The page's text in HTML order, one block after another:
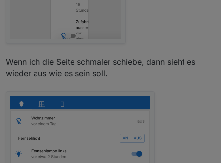
Wenn ich die Seite schmaler schiebe, dann sieht es
wieder aus wie es sein soll.